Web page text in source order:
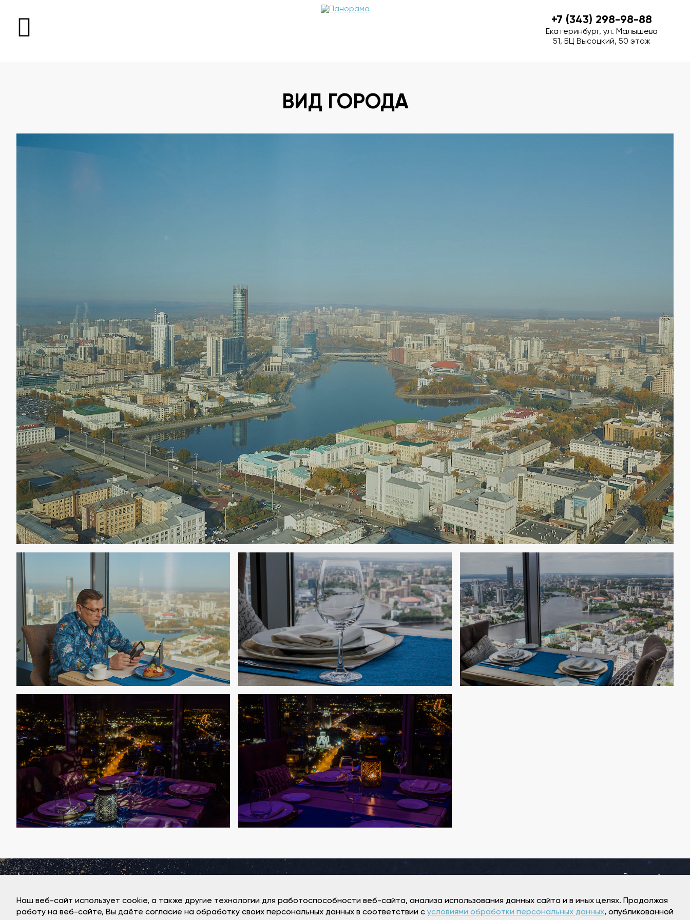
+7 (343) 298-98-88
Екатеринбург, ул. Малышева
51, БЦ Высоцкий, 50 этаж
+7 (343) 298-98-88
Екатеринбург, ул. Малышева
51, БЦ Высоцкий, 50 этаж
БАНКЕТЫ
ГАЛЕРЕЯ
КОНТАКТЫ
ПРЕДЛОЖЕНИЕ РУКИ И СЕРДЦА
ГОСТЕВЫЕ КАРТЫ
График
Пн 13:00-00:00
Вт-Вс 12:00-00:00
Контакты
ВИД ГОРОДА
Наш веб-сайт использует cookie, а также другие технологии для работоспособности веб-сайта, анализа использования данных сайта и в иных целях. Продолжая
работу на веб-сайте, Вы даёте согласие на обработку своих персональных данных в соответствии с условиями обработки персональных данных, опубликованной
Режим работы
Вт-Вс 12:00-00:00
+7 (343) 298-98-88
Адрес ресторана:
этаж
ООО «ВЕГА+»